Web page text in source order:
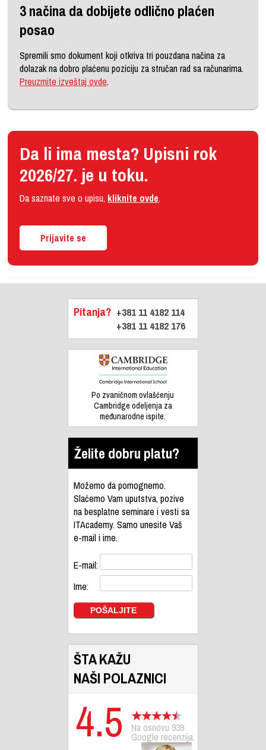
3 načina da dobijete odlično plaćen
posao
Spremili smo dokument koji otkriva tri pouzdana načina za
dolazak na dobro plaćenu poziciju za stručan rad sa računarima.
Preuzmite izveštaj ovde.
Da li ima mesta? Upisni rok
2026/27. je u toku.
Da saznate sve o upisu, kliknite ovde.
Prijavite se
Pitanja? +381 11 4182 114
+381 11 4182 176
Po zvaničnom ovlašćenju
Cambridge odeljenja za
međunarodne ispite.
Želite dobru platu?
Možemo da pomognemo.
Slaćemo Vam uputstva, pozive
na besplatne seminare i vesti sa
ITAcademy. Samo unesite Vaš
e-mail i ime.
E-mail:
Ime:
ŠTA KAŽU
NAŠI POLAZNICI
4.5 Na osnovu 939
Google recenzija.